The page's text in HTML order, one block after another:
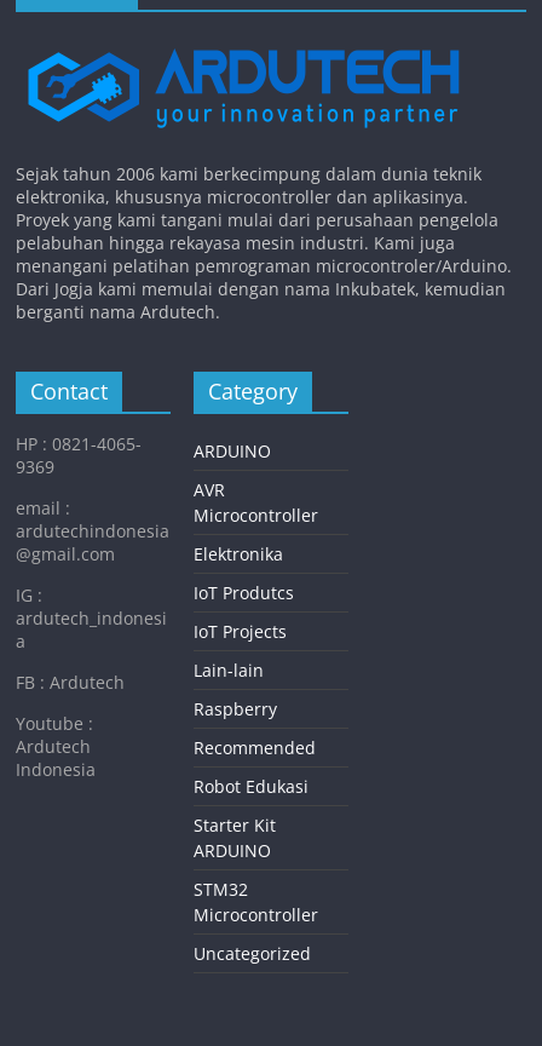
Sejak tahun 2006 kami berkecimpung dalam dunia teknik
elektronika, khususnya microcontroller dan aplikasinya.
Proyek yang kami tangani mulai dari perusahaan pengelola
pelabuhan hingga rekayasa mesin industri. Kami juga
menangani pelatihan pemrograman microcontroler/Arduino.
Dari Jogja kami memulai dengan nama Inkubatek, kemudian
berganti nama Ardutech.
Contact
HP : 0821-4065-
9369
email :
ardutechindonesia
@gmail.com
IG :
ardutech_indonesi
a
FB : Ardutech
Youtube :
Ardutech
Indonesia
Category
ARDUINO
AVR
Microcontroller
Elektronika
IoT Produtcs
IoT Projects
Lain-lain
Raspberry
Recommended
Robot Edukasi
Starter Kit
ARDUINO
STM32
Microcontroller
Uncategorized